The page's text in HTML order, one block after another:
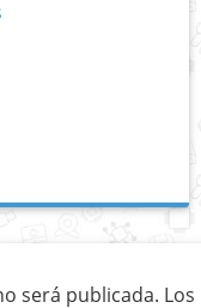
será publicada. Los